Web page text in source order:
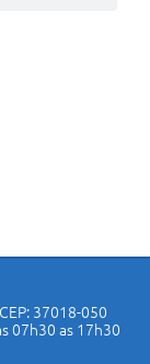
37018-050
07h30 as 17h30